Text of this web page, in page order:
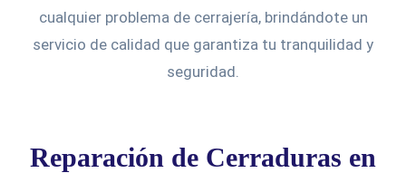
cualquier problema de cerrajería, brindándote un
servicio de calidad que garantiza tu tranquilidad y
seguridad.
Reparación de Cerraduras en